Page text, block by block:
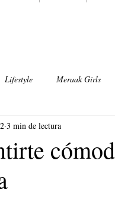
Lifestyle Meraak Girls
3 min de lectura